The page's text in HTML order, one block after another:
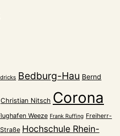
Bedburg-Hau Bernd
Christian Nitsch Corona
Weeze Frank Ruffing Freiherr-
Hochschule Rhein-